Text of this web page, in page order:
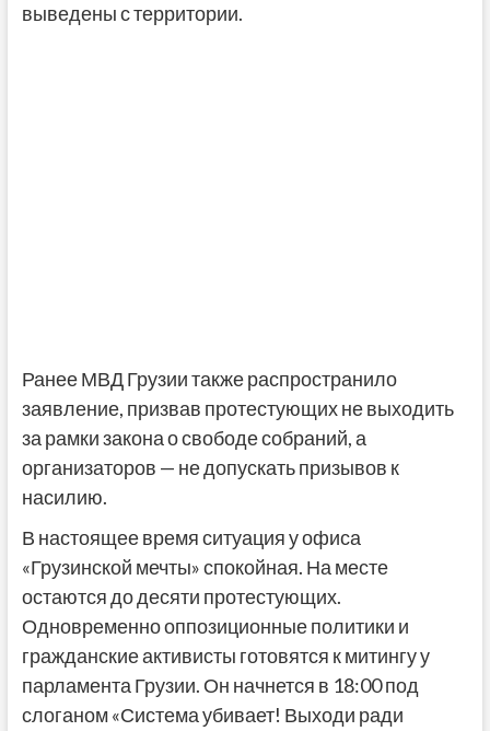
выведены с территории.
Ранее МВД Грузии также распространило
заявление, призвав протестующих не выходить
за рамки закона о свободе собраний, а
организаторов — не допускать призывов к
насилию.
В настоящее время ситуация у офиса
«Грузинской мечты» спокойная. На месте
остаются до десяти протестующих.
Одновременно оппозиционные политики и
гражданские активисты готовятся к митингу у
парламента Грузии. Он начнется в 18:00 под
слоганом «Система убивает! Выходи ради